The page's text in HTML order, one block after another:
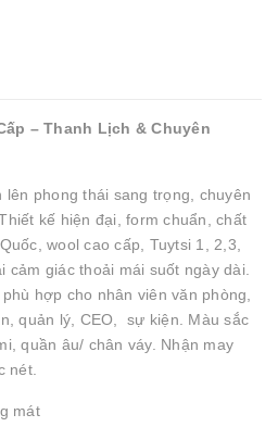
– Thanh Lịch & Chuyên
phong thái sang trọng, chuyên
kế hiện đại, form chuẩn, chất
wool cao cấp, Tuytsi 1, 2,3,
cảm giác thoải mái suốt ngày dài.
hợp cho nhân viên văn phòng,
quản lý, CEO, sự kiện. Màu sắc
quần âu/ chân váy. Nhận may
nét.
mát